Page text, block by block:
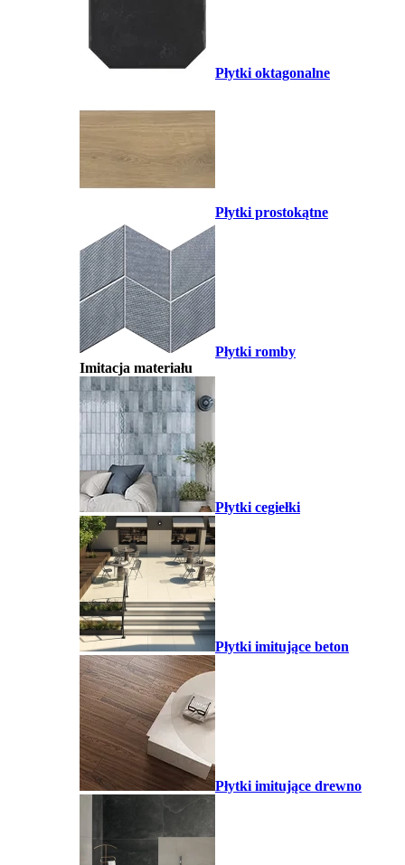
Płytki oktagonalne
Płytki prostokątne
Płytki romby
Imitacja materiału
Płytki cegiełki
Płytki imitujące beton
Płytki imitujące drewno